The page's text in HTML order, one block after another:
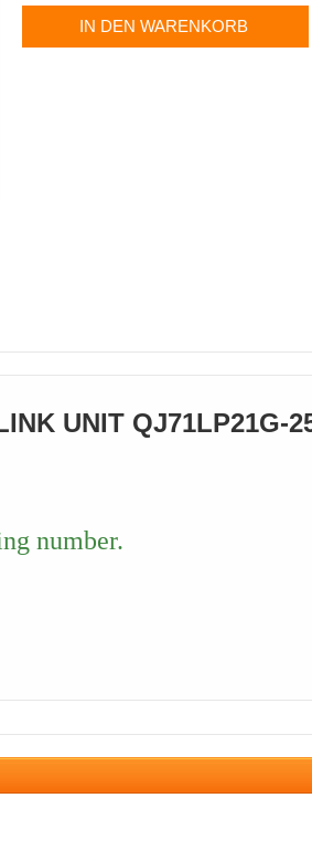
UNIT QJ71LP21G-
number.